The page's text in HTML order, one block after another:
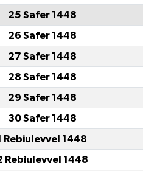
25 Safer 1448
26 Safer 1448
27 Safer 1448
28 Safer 1448
29 Safer 1448
30 Safer 1448
Rebiulevvel 1448
Rebiulevvel 1448